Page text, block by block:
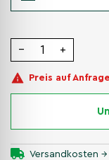
− +
Preis auf Anfrage
Versandkosten